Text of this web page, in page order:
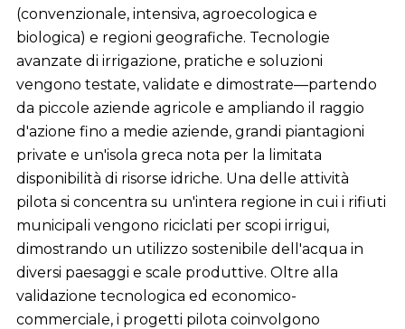
(convenzionale, intensiva, agroecologica e
biologica) e regioni geografiche. Tecnologie
avanzate di irrigazione, pratiche e soluzioni
vengono testate, validate e dimostrate—partendo
da piccole aziende agricole e ampliando il raggio
d'azione fino a medie aziende, grandi piantagioni
private e un'isola greca nota per la limitata
disponibilità di risorse idriche. Una delle attività
pilota si concentra su un'intera regione in cui i rifiuti
municipali vengono riciclati per scopi irrigui,
dimostrando un utilizzo sostenibile dell'acqua in
diversi paesaggi e scale produttive. Oltre alla
validazione tecnologica ed economico-
commerciale, i progetti pilota coinvolgono